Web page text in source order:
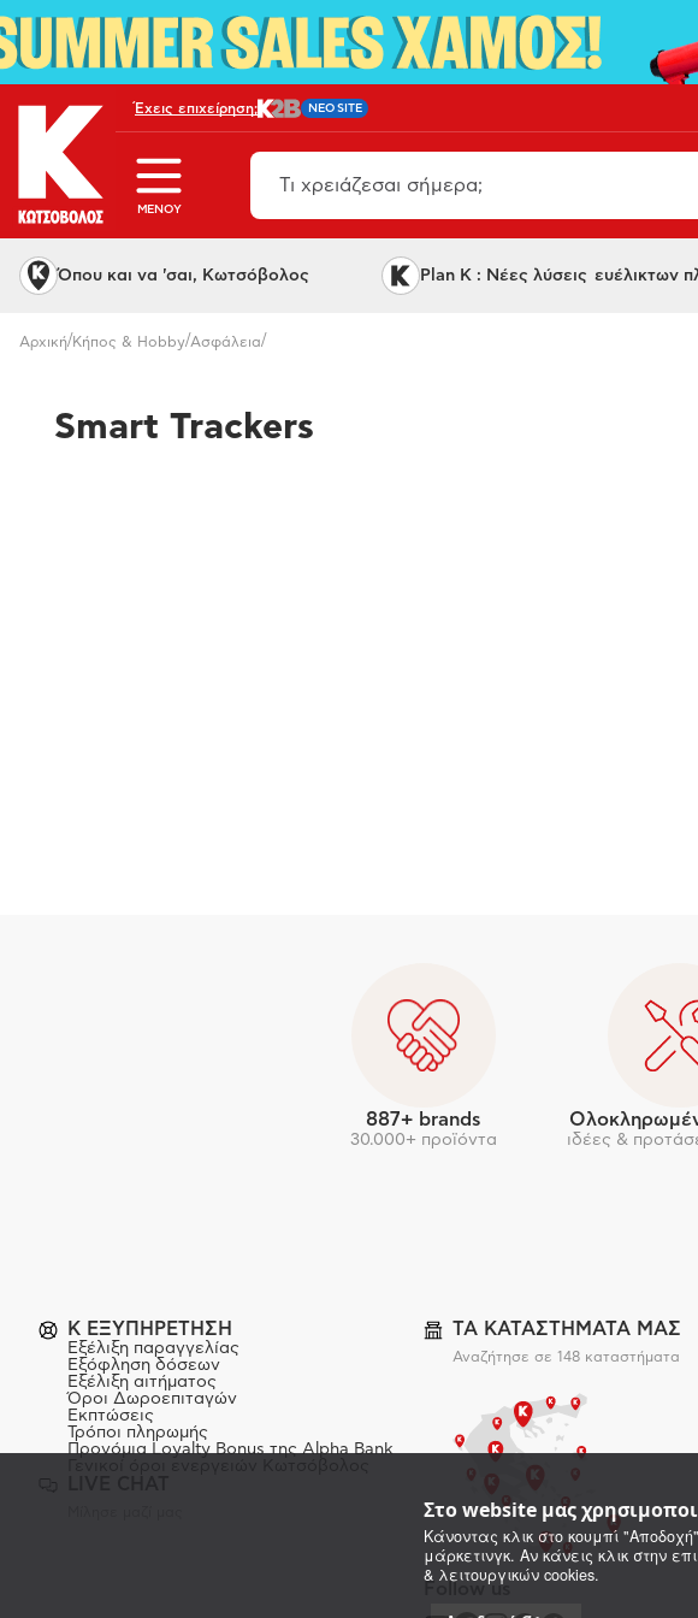
Στο website μας
Κάνοντας κλικ στο κουμπί
μάρκετινγκ. Αν κάνεις κλικ στην
& λειτουργικών cookies.
Έχεις επιχείρηση; NEO SITE
MENOY
Όπου και να 'σαι, Κωτσόβολος Plan K : Νέες λύσεις ευέλικτων
Αρχική/Κήπος & Hobby/Ασφάλεια/
Smart Trackers
887+ brands
30.000+ προϊόντα ιδέες &
K ΕΞΥΠΗΡΕΤΗΣΗ
Εξέλιξη παραγγελίας
Εξόφληση δόσεων
Εξέλιξη αιτήματος
Όροι Δωροεπιταγών
Εκπτώσεις
Τρόποι πληρωμής
Προνόμια Loyalty Bonus της Alpha Bank
ΤΑ ΚΑΤΑΣΤΗΜΑΤΑ ΜΑΣ
Αναζήτησε σε 148 καταστήματα
Follow us